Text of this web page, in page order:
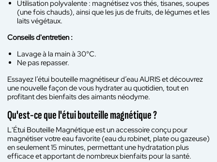
Utilisation polyvalente : magnétisez vos thés, tisanes, soupes
(une fois chauds), ainsi que les jus de fruits, de légumes et les
laits végétaux.
Conseils d'entretien :
Lavage à la main à 30°C.
Ne pas repasser.
Essayez l’étui bouteille magnétiseur d’eau AURIS et découvrez
une nouvelle façon de vous hydrater au quotidien, tout en
profitant des bienfaits des aimants néodyme.
Qu'est-ce que l'étui bouteille magnétique ?
L'Étui Bouteille Magnétique est un accessoire conçu pour
magnétiser votre eau favorite (eau du robinet, plate ou gazeuse)
en seulement 15 minutes, permettant une hydratation plus
efficace et apportant de nombreux bienfaits pour la santé.